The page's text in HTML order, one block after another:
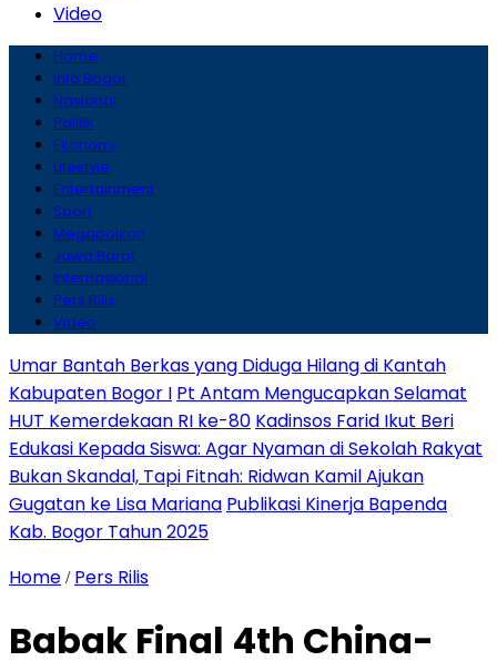
Video
Home
Info Bogor
Nasional
Politik
Ekonomi
Lifestyle
Entertainment
Sport
Megapolitan
Jawa Barat
Internasional
Pers Rilis
Video
Umar Bantah Berkas yang Diduga Hilang di Kantah
Kabupaten Bogor I Pt Antam Mengucapkan Selamat
HUT Kemerdekaan RI ke-80 Kadinsos Farid Ikut Beri
Edukasi Kepada Siswa: Agar Nyaman di Sekolah Rakyat
Bukan Skandal, Tapi Fitnah: Ridwan Kamil Ajukan
Gugatan ke Lisa Mariana Publikasi Kinerja Bapenda
Kab. Bogor Tahun 2025
Home / Pers Rilis
Babak Final 4th China-